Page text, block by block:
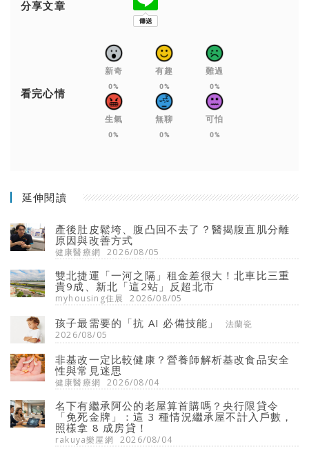
分享文章
看完心情
新奇
0%
有趣
0%
難過
0%
生氣
0%
無聊
0%
可怕
0%
延伸閱讀
產後肚皮鬆垮、腹凸回不去了？醫揭腹直肌分離
原因與改善方式
健康醫療網 2026/08/05
雙北捷運「一河之隔」租金差很大！北車比三重
貴9成、新北「這2站」反超北市
myhousing住展 2026/08/05
孩子最需要的「抗 AI 必備技能」
法蘭瓷
2026/08/05
非基改一定比較健康？營養師解析基改食品安全
性與常見迷思
健康醫療網 2026/08/04
名下有繼承阿公的老屋算首購嗎？央行限貸令
「免死金牌」：這 3 種情況繼承屋不計入戶數，
照樣拿 8 成房貸！
rakuya樂屋網 2026/08/04